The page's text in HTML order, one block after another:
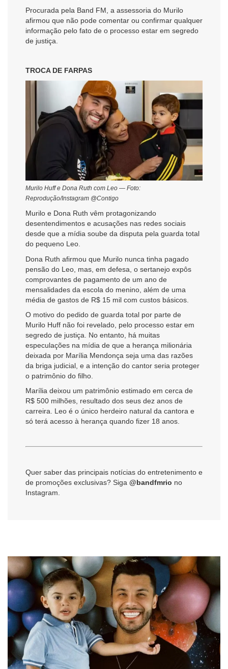
Procurada pela Band FM, a assessoria do Murilo
afirmou que não pode comentar ou confirmar qualquer
informação pelo fato de o processo estar em segredo
de justiça.
TROCA DE FARPAS
Murilo Huff e Dona Ruth com Leo — Foto:
Reprodução/Instagram @Contigo
Murilo e Dona Ruth vêm protagonizando
desentendimentos e acusações nas redes sociais
desde que a mídia soube da disputa pela guarda total
do pequeno Leo.
Dona Ruth afirmou que Murilo nunca tinha pagado
pensão do Leo, mas, em defesa, o sertanejo expôs
comprovantes de pagamento de um ano de
mensalidades da escola do menino, além de uma
média de gastos de R$ 15 mil com custos básicos.
O motivo do pedido de guarda total por parte de
Murilo Huff não foi revelado, pelo processo estar em
segredo de justiça. No entanto, há muitas
especulações na mídia de que a herança milionária
deixada por Marília Mendonça seja uma das razões
da briga judicial, e a intenção do cantor seria proteger
o patrimônio do filho.
Marília deixou um patrimônio estimado em cerca de
R$ 500 milhões, resultado dos seus dez anos de
carreira. Leo é o único herdeiro natural da cantora e
só terá acesso à herança quando fizer 18 anos.
Quer saber das principais notícias do entretenimento e
de promoções exclusivas? Siga @bandfmrio no
Instagram.